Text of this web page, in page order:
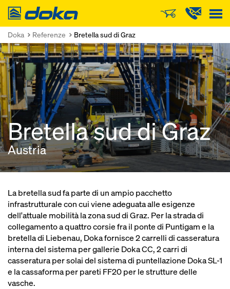
Doka
Doka Referenze Bretella sud di Graz
Bretella sud di Graz
Austria
La bretella sud fa parte di un ampio pacchetto
infrastrutturale con cui viene adeguata alle esigenze
dell'attuale mobilità la zona sud di Graz. Per la strada di
collegamento a quattro corsie fra il ponte di Puntigam e la
bretella di Liebenau, Doka fornisce 2 carrelli di casseratura
interna del sistema per gallerie Doka CC, 2 carri di
casseratura per solai del sistema di puntellazione Doka SL-1
e la cassaforma per pareti FF20 per le strutture delle
vasche.